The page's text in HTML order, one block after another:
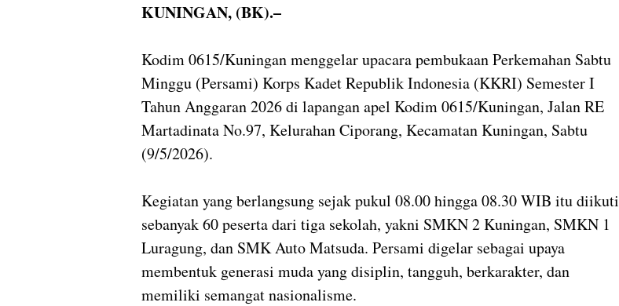
KUNINGAN, (BK).–
Kodim 0615/Kuningan menggelar upacara pembukaan Perkemahan Sabtu
Minggu (Persami) Korps Kadet Republik Indonesia (KKRI) Semester I
Tahun Anggaran 2026 di lapangan apel Kodim 0615/Kuningan, Jalan RE
Martadinata No.97, Kelurahan Ciporang, Kecamatan Kuningan, Sabtu
(9/5/2026).
Kegiatan yang berlangsung sejak pukul 08.00 hingga 08.30 WIB itu diikuti
sebanyak 60 peserta dari tiga sekolah, yakni SMKN 2 Kuningan, SMKN 1
Luragung, dan SMK Auto Matsuda. Persami digelar sebagai upaya
membentuk generasi muda yang disiplin, tangguh, berkarakter, dan
memiliki semangat nasionalisme.